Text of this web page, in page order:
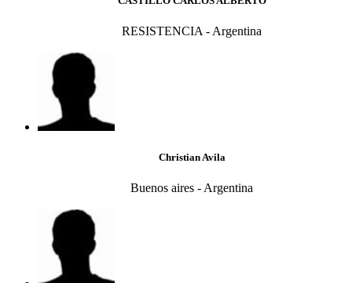
RESISTENCIA - Argentina
Christian Avila
Buenos aires - Argentina